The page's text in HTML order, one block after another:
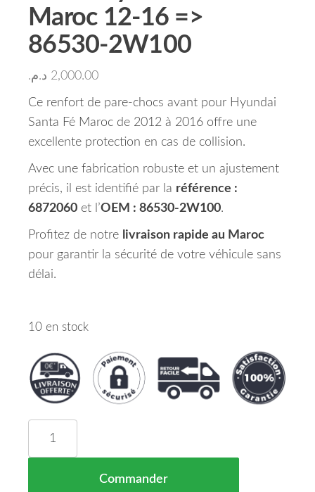
Maroc 12-16 =>
86530-2W100
2,000.00 د.م.
Ce renfort de pare-chocs avant pour Hyundai
Santa Fé Maroc de 2012 à 2016 offre une
excellente protection en cas de collision.
Avec une fabrication robuste et un ajustement
précis, il est identifié par la référence :
6872060 et l’OEM : 86530-2W100.
Profitez de notre livraison rapide au Maroc
pour garantir la sécurité de votre véhicule sans
délai.
10 en stock
Commander